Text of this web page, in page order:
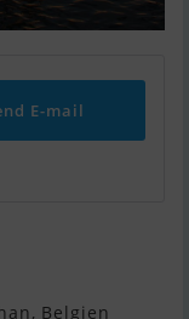
E-mail
Belgien